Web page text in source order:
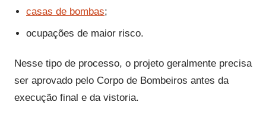
casas de bombas;
ocupações de maior risco.
Nesse tipo de processo, o projeto geralmente precisa
ser aprovado pelo Corpo de Bombeiros antes da
execução final e da vistoria.